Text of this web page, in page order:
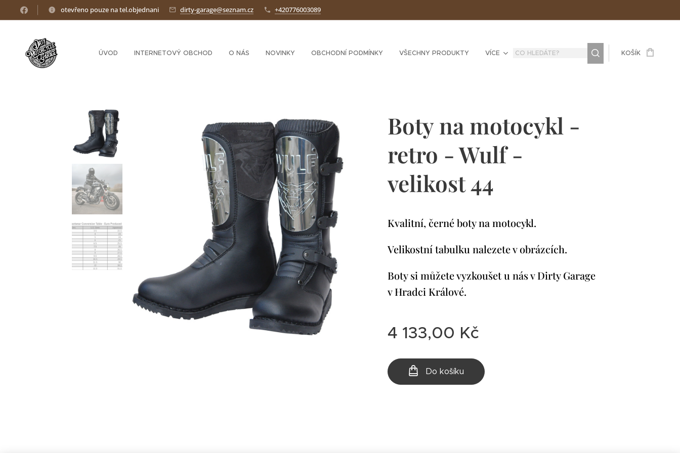
otevřeno pouze na tel.objednani dirty-garage@seznam.cz +420776003089
ÚVOD INTERNETOVÝ OBCHOD O NÁS NOVINKY OBCHODNÍ PODMÍNKY VŠECHNY PRODUKTY VÍCE KOŠÍK
Boty na motocykl -
retro - Wulf -
velikost 44
Kvalitní, černé boty na motocykl.
Velikostní tabulku nalezete v obrázcích.
Boty si můžete vyzkoušet u nás v Dirty Garage
v Hradci Králové.
4 133,00 Kč
Do košíku